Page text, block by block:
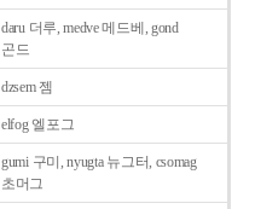
daru 더루, medve 메드베, gond
곤드
dzsem 젬
elfog 엘포그
gumi 구미, nyugta 뉴그터, csomag
초머그